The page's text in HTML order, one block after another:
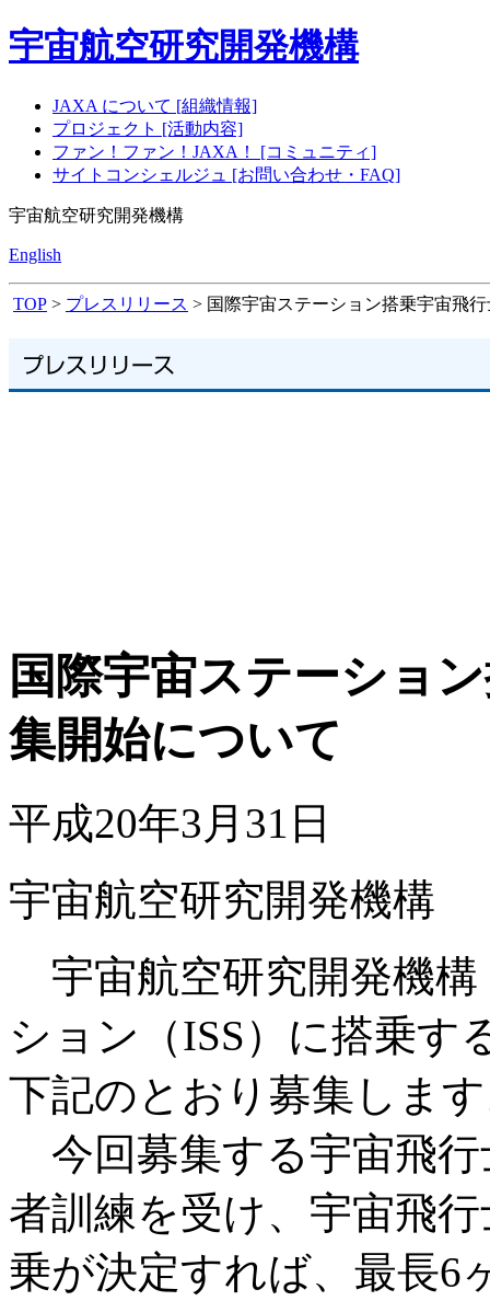
宇宙航空研究開発機構
JAXA について [組織情報]
プロジェクト [活動内容]
ファン！ファン！JAXA！ [コミュニティ]
サイトコンシェルジュ [お問い合わせ・FAQ]
宇宙航空研究開発機構
English
TOP > プレスリリース > 国際宇宙ステーション搭乗宇宙飛
国際宇宙ステーショ
集開始について
平成20年3月31日
宇宙航空研究開発機構
宇宙航空研究開発機構
ション（ISS）に搭乗す
下記のとおり募集しま
今回募集する宇宙飛行
者訓練を受け、宇宙飛
乗が決定すれば、最長6